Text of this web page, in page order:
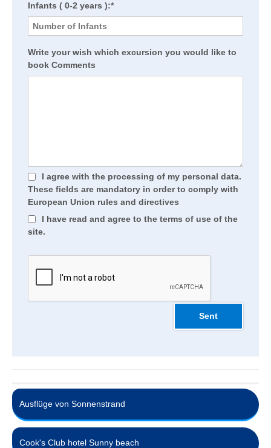
Infants ( 0-2 years ):*
Write your wish which excursion you would like to
book Comments
I agree with the processing of my personal data.
These fields are mandatory in order to comply with
European Union rules and directives
I have read and agree to the terms of use of the
site.
Ausflüge von Sonnenstrand
Cook's Club hotel Sunny beach